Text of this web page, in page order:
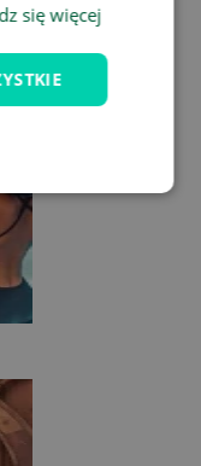
się więcej